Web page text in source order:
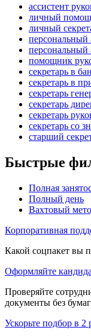
ассистент
личный
личный
персональный
персональный
помощник
секретарь в
секретарь в
секретарь
секретарь
секретарь
секретарь со
старший
Быстрые
Полная
Полный день
Вахтовый
Корпоративная
Какой соцпакет вы
Оформляйте
Проверяйте
документы без
Ускорьте подбор в 2